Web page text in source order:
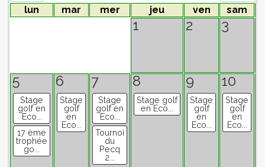
lun
mar mer jeu ven sam
1 2 3
5
Stage
golf en
Eco...
17 ème
trophée
go...
6
Stage
golf
en
Eco...
7
Stage
golf en
Eco...
Tournoi
du
Pecq
2...
8
Stage golf
en Eco...
9
Stage
golf
en
Eco...
10
Stage
golf
en
Eco...